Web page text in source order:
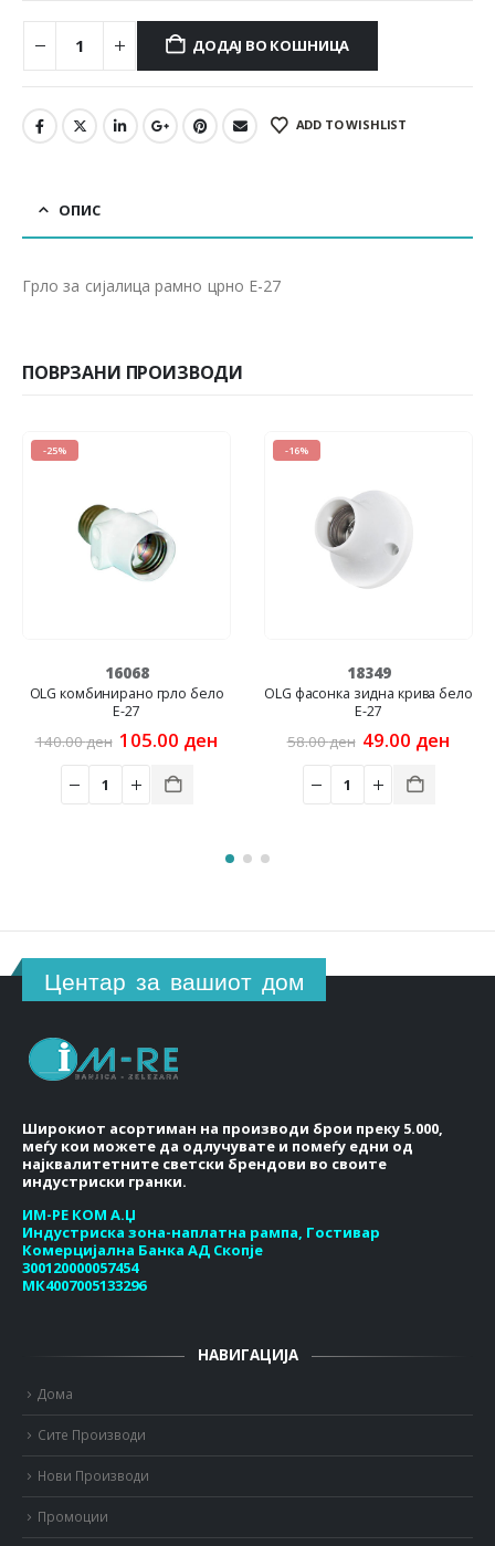
ДОДАЈ ВО КОШНИЦА
ADD TO WISHLIST
ОПИС
Грло за сијалица рамно црно Е-27
ПОВРЗАНИ ПРОИЗВОДИ
грло бело
ден Original
price
was:
140.00 ден.
105.00денCurrent
price
is:
105.00 ден.
OLG фасонка зидна крива бело
58.00 Original
price
was:
58.00 ден.
49.00денCurrent
price
is:
49.00 ден.
OLG
Центар за вашиот дом
Широкиот асортиман на производи брои преку 5.000,
меѓу кои можете да одлучувате и помеѓу едни од
најквалитетните светски брендови во своите
индустриски гранки.
ИМ-РЕ КОМ А.Џ
Индустриска зона-наплатна рампа, Гостивар
Комерцијална Банка АД Скопје
300120000057454
МК4007005133296
НАВИГАЦИЈА
Дома
Сите Производи
Нови Производи
Промоции